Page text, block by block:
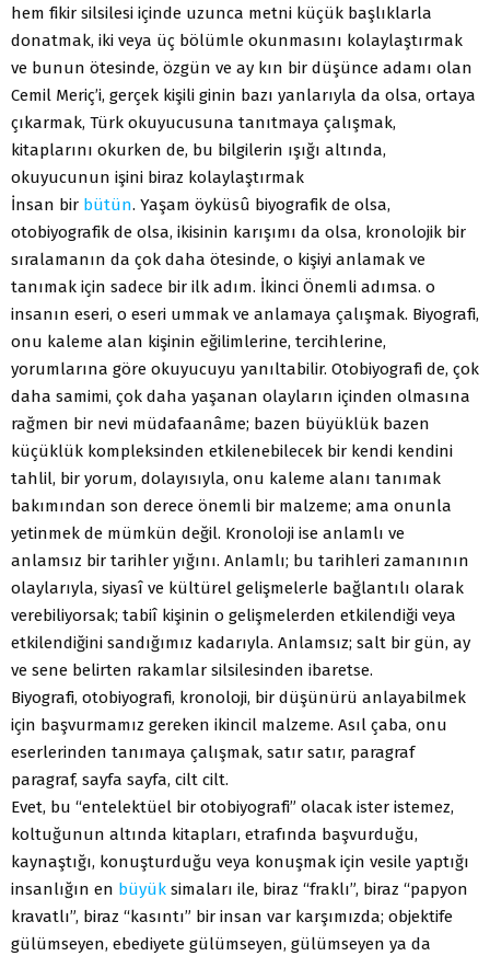
hem fikir silsilesi içinde uzunca metni küçük başlıklarla
donatmak, iki veya üç bölümle okunmasını kolaylaştırmak
ve bunun ötesinde, özgün ve ay kın bir düşünce adamı olan
Cemil Meriç’i, gerçek kişili ginin bazı yanlarıyla da olsa, ortaya
çıkarmak, Türk okuyucusuna tanıtmaya çalışmak,
kitaplarını okurken de, bu bilgilerin ışığı altında,
okuyucunun işini biraz kolaylaştırmak
İnsan bir bütün. Yaşam öyküsû biyografik de olsa,
otobiyografik de olsa, ikisinin karışımı da olsa, kronolojik bir
sıralamanın da çok daha ötesinde, o kişiyi anlamak ve
tanımak için sadece bir ilk adım. İkinci Önemli adımsa. o
insanın eseri, o eseri ummak ve anlamaya çalışmak. Biyografi,
onu kaleme alan kişinin eğilimlerine, tercihlerine,
yorumlarına göre okuyucuyu yanıltabilir. Otobiyografi de, çok
daha samimi, çok daha yaşanan olayların içinden olmasına
rağmen bir nevi müdafaanâme; bazen büyüklük bazen
küçüklük kompleksinden etkilenebilecek bir kendi kendini
tahlil, bir yorum, dolayısıyla, onu kaleme alanı tanımak
bakımından son derece önemli bir malzeme; ama onunla
yetinmek de mümkün değil. Kronoloji ise anlamlı ve
anlamsız bir tarihler yığını. Anlamlı; bu tarihleri zamanının
olaylarıyla, siyasî ve kültürel gelişmelerle bağlantılı olarak
verebiliyorsak; tabiî kişinin o gelişmelerden etkilendiği veya
etkilendiğini sandığımız kadarıyla. Anlamsız; salt bir gün, ay
ve sene belirten rakamlar silsilesinden ibaretse.
Biyografi, otobiyografi, kronoloji, bir düşünürü anlayabilmek
için başvurmamız gereken ikincil malzeme. Asıl çaba, onu
eserlerinden tanımaya çalışmak, satır satır, paragraf
paragraf, sayfa sayfa, cilt cilt.
Evet, bu “entelektüel bir otobiyografi” olacak ister istemez,
koltuğunun altında kitapları, etrafında başvurduğu,
kaynaştığı, konuşturduğu veya konuşmak için vesile yaptığı
insanlığın en büyük simaları ile, biraz “fraklı”, biraz “papyon
kravatlı”, biraz “kasıntı” bir insan var karşımızda; objektife
gülümseyen, ebediyete gülümseyen, gülümseyen ya da